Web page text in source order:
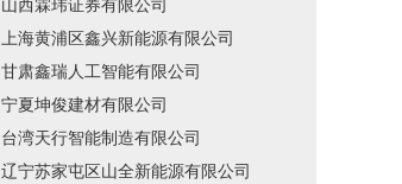
山西霖玮证券有限公司
上海黄浦区鑫兴新能源有限公司
甘肃鑫瑞人工智能有限公司
宁夏坤俊建材有限公司
台湾天行智能制造有限公司
辽宁苏家屯区山全新能源有限公司